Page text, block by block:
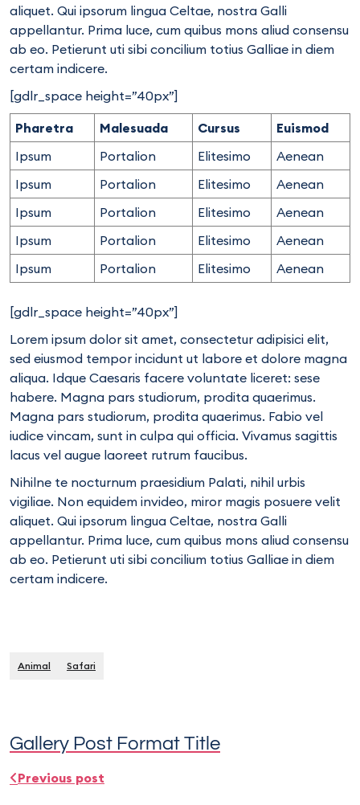
aliquet. Qui ipsorum lingua Celtae, nostra Galli
appellantur. Prima luce, cum quibus mons aliud consensu
ab eo. Petierunt uti sibi concilium totius Galliae in diem
certam indicere.
[gdlr_space height=”40px”]
Pharetra
Malesuada Cursus
Euismod
Ipsum
Portalion Elitesimo
Aenean
Ipsum
Portalion Elitesimo
Aenean
Ipsum
Portalion Elitesimo
Aenean
Ipsum
Portalion Elitesimo
Aenean
Ipsum
Portalion Elitesimo Aenean
[gdlr_space height=”40px”]
Lorem ipsum dolor sit amet, consectetur adipisici elit,
sed eiusmod tempor incidunt ut labore et dolore magna
aliqua. Idque Caesaris facere voluntate liceret: sese
habere. Magna pars studiorum, prodita quaerimus.
Magna pars studiorum, prodita quaerimus. Fabio vel
iudice vincam, sunt in culpa qui officia. Vivamus sagittis
lacus vel augue laoreet rutrum faucibus.
Nihilne te nocturnum praesidium Palati, nihil urbis
vigiliae. Non equidem invideo, miror magis posuere velit
aliquet. Qui ipsorum lingua Celtae, nostra Galli
appellantur. Prima luce, cum quibus mons aliud consensu
ab eo. Petierunt uti sibi concilium totius Galliae in diem
certam indicere.
Animal Safari
Gallery Post Format Title
Previous post